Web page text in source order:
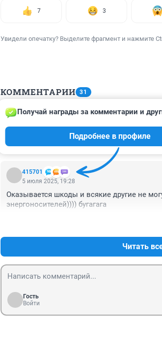
7 3
Увидели опечатку? Выделите фрагмент и нажмите
КОММЕНТАРИИ 31
Гость
Хорошо они сами отказались от БРЭЛ
415701
Получай награды за комментарии и
Подробнее в профиле
5 июля 2025, 19:28
Оказывается шкоды и всякие другие не
энергоносителей)))) бугагага
Читать
Гость
Войти